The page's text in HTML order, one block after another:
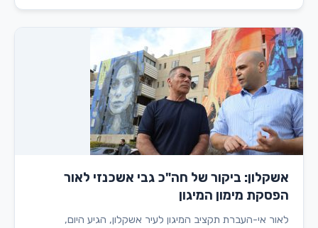
אשקלון: ביקור של חה"כ גבי אשכנזי לאור
הפסקת מימון המיגון
לאור אי-העברת תקציב המיגון לעיר אשקלון, הגיע היום,